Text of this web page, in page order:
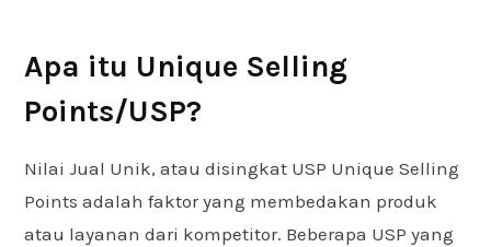
Apa itu Unique Selling
Points/USP?
Nilai Jual Unik, atau disingkat USP Unique Selling
Points adalah faktor yang membedakan produk
atau layanan dari kompetitor. Beberapa USP yang